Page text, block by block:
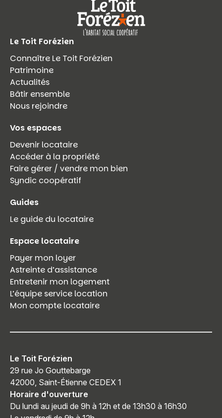
Le Toit Forézien
Connaître Le Toit Forézien
Patrimoine
Actualités
Bâtir ensemble
Nous rejoindre
Vos espaces
Devenir locataire
Accéder à la propriété
Faire gérer / vendre mon bien
Syndic coopératif
Guides
Le guide du locataire
Espace locataire
Payer mon loyer
Astreinte d’assistance
Entretenir mon logement
L’équipe service location
Mon compte locataire
Le Toit Forézien
29 rue Jo Gouttebarge
42000, Saint-Étienne CEDEX 1
Horaire d'ouverture
Du lundi au jeudi de 9h à 12h et de 13h30 à 16h30